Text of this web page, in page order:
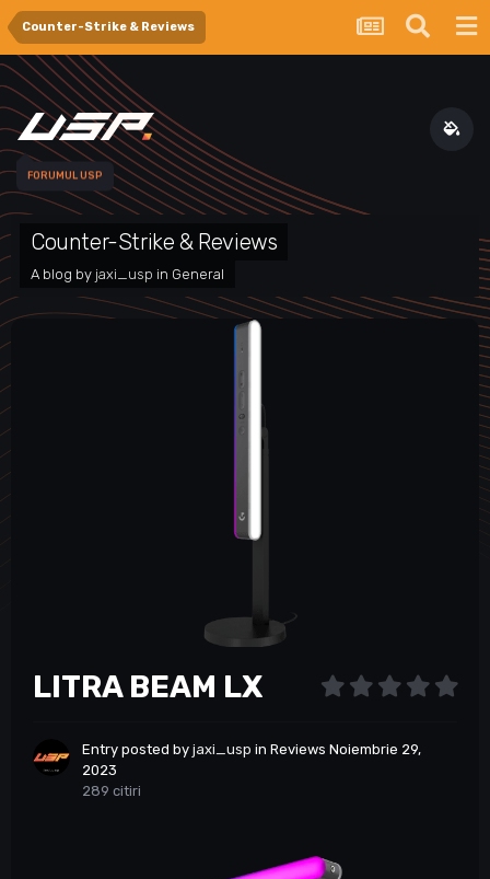
Counter-Strike & Reviews
FORUMUL USP
Counter-Strike & Reviews
A blog by jaxi_usp in General
LITRA BEAM LX
Entry posted by jaxi_usp in Reviews Noiembrie 29,
2023
289 citiri